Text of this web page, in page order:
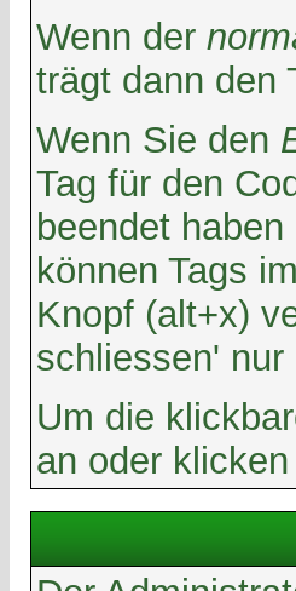
Wenn der
trägt dann den
Wenn Sie den
Tag für den
beendet
können Tags
Knopf (alt+x)
schliessen'
Um die
an oder